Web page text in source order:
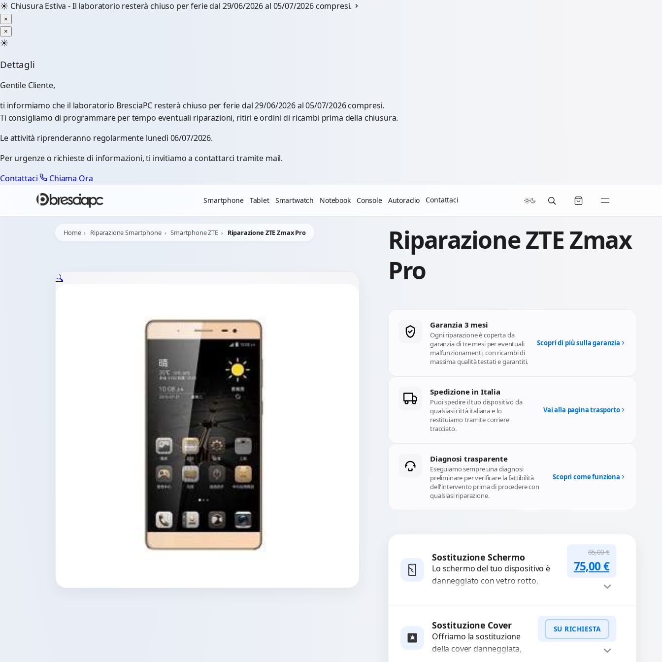
☀️ Chiusura Estiva - Il laboratorio resterà chiuso per ferie dal 29/06/2026 al 05/07/2026 compresi.
×
×
☀️
Dettagli
Gentile Cliente,
ti informiamo che il laboratorio BresciaPC resterà chiuso per ferie dal 29/06/2026 al 05/07/2026 compresi.
Ti consigliamo di programmare per tempo eventuali riparazioni, ritiri e ordini di ricambi prima della chiusura.
Le attività riprenderanno regolarmente lunedì 06/07/2026.
Per urgenze o richieste di informazioni, ti invitiamo a contattarci tramite mail.
Contattaci
Chiama Ora
Smartphone Tablet Smartwatch Notebook Console Autoradio Contattaci
Home Riparazione Smartphone Smartphone ZTE Riparazione ZTE Zmax Pro
🔍
Riparazione ZTE Zmax
Pro
Garanzia 3 mesi
Ogni riparazione è coperta da
garanzia di tre mesi per eventuali
malfunzionamenti, con ricambi di
massima qualità testati e garantiti.
Scopri di più sulla garanzia
Spedizione in Italia
Puoi spedire il tuo dispositivo da
qualsiasi città italiana e lo
restituiamo tramite corriere
tracciato.
Vai alla pagina trasporto
Diagnosi trasparente
Eseguiamo sempre una diagnosi
preliminare per verificare la fattibilità
dell'intervento prima di procedere con
qualsiasi riparazione.
Scopri come funziona
Sostituzione Schermo
Lo schermo del tuo dispositivo è
danneggiato con vetro rotto,
85,00€
Il prezzo
75,00€Il prezzo
Sostituzione Cover
Offriamo la sostituzione
della cover danneggiata,
SU RICHIESTA